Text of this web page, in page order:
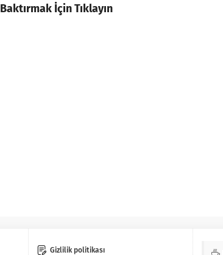
İçin Tıklayın
Gizlilik politikası